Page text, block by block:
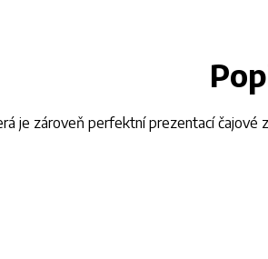
je zároveň perfektní prezentací